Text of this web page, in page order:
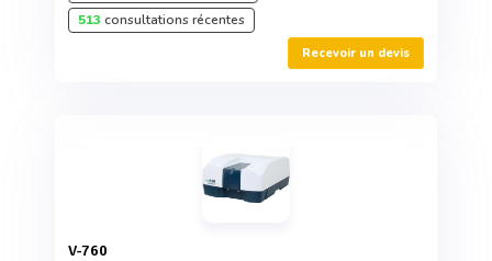
513 consultations récentes
Recevoir un devis
V-760